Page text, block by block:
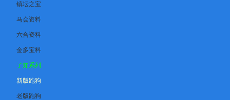
镇坛之宝
马会资料
六合资料
金多宝料
了知系列
新版跑狗
老版跑狗